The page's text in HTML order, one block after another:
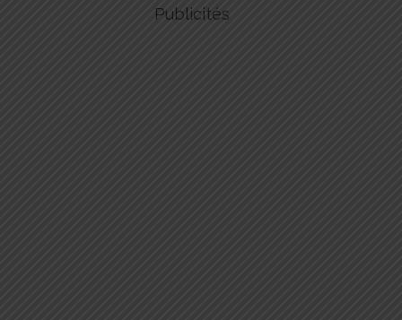
Publicités